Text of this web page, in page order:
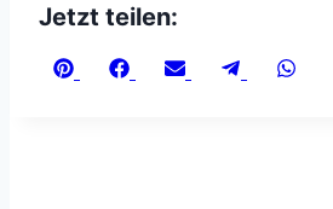
Jetzt teilen:
Share
Share
Share
Share